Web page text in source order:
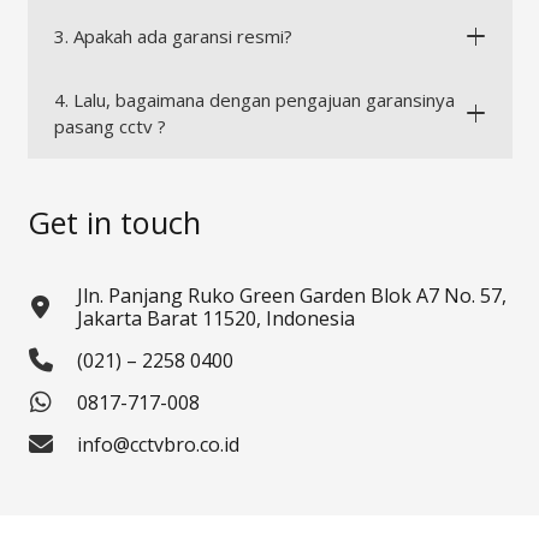
3. Apakah ada garansi resmi?
4. Lalu, bagaimana dengan pengajuan garansinya
pasang cctv ?
Get in touch
Jln. Panjang Ruko Green Garden Blok A7 No. 57,
Jakarta Barat 11520, Indonesia
(021) – 2258 0400
0817-717-008
info@cctvbro.co.id